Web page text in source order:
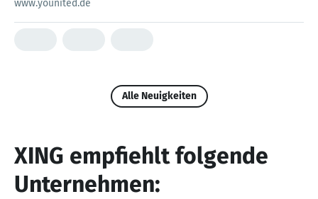
www.younited.de
Alle Neuigkeiten
XING empfiehlt folgende
Unternehmen: